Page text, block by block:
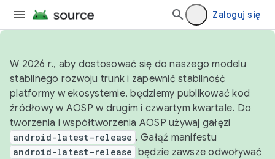
Zaloguj się
W 2026 r., aby dostosować się do naszego modelu
stabilnego rozwoju trunk i zapewnić stabilność
platformy w ekosystemie, będziemy publikować kod
źródłowy w AOSP w drugim i czwartym kwartale. Do
tworzenia i współtworzenia AOSP używaj gałęzi
android-latest-release . Gałąź manifestu
android-latest-release będzie zawsze odwoływać